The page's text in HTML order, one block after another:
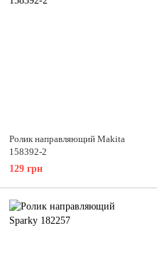
Ролик направляющий Makita
158392-2
129 грн